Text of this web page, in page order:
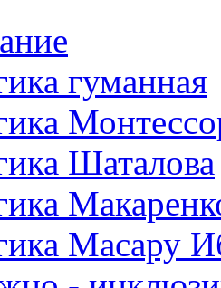
гуманная
Шаталова
Масару